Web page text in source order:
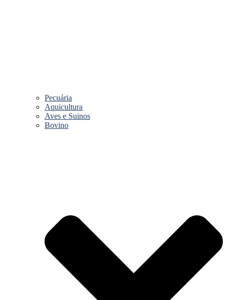
Pecuária
Aquicultura
Aves e Suinos
Bovino